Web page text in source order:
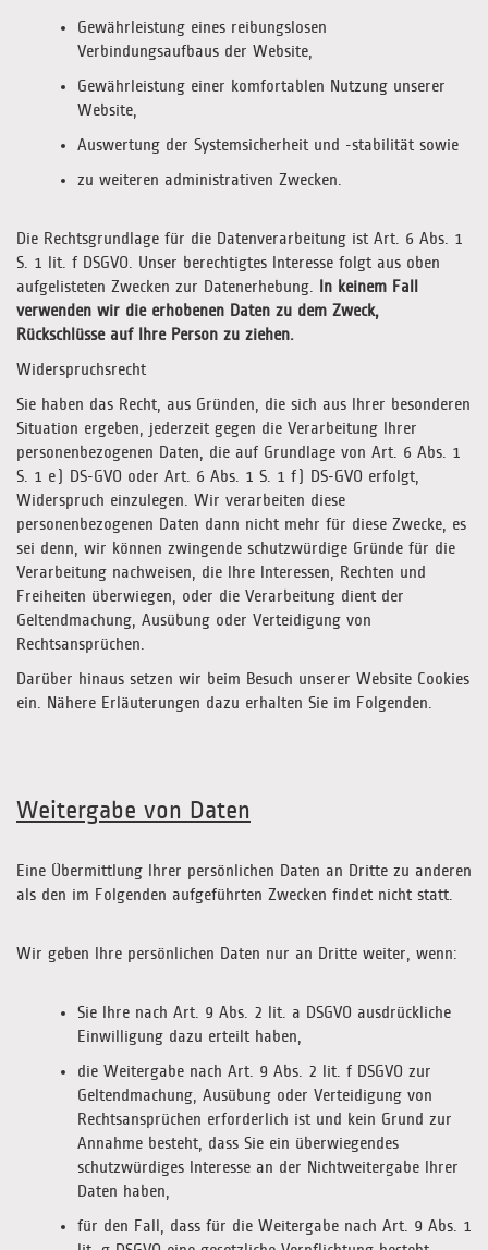
Gewährleistung eines reibungslosen
Verbindungsaufbaus der Website,
Gewährleistung einer komfortablen Nutzung unserer
Website,
Auswertung der Systemsicherheit und -stabilität sowie
zu weiteren administrativen Zwecken.
Die Rechtsgrundlage für die Datenverarbeitung ist Art. 6 Abs. 1
S. 1 lit. f DSGVO. Unser berechtigtes Interesse folgt aus oben
aufgelisteten Zwecken zur Datenerhebung.
In keinem Fall
verwenden wir die erhobenen Daten zu dem Zweck,
Rückschlüsse auf Ihre Person zu ziehen.
Widerspruchsrecht
Sie haben das Recht, aus Gründen, die sich aus Ihrer besonderen
Situation ergeben, jederzeit gegen die Verarbeitung Ihrer
personenbezogenen Daten, die auf Grundlage von Art. 6 Abs. 1
S. 1 e) DS-GVO oder Art. 6 Abs. 1 S. 1 f) DS-GVO erfolgt,
Widerspruch einzulegen. Wir verarbeiten diese
personenbezogenen Daten dann nicht mehr für diese Zwecke, es
sei denn, wir können zwingende schutzwürdige Gründe für die
Verarbeitung nachweisen, die Ihre Interessen, Rechten und
Freiheiten überwiegen, oder die Verarbeitung dient der
Geltendmachung, Ausübung oder Verteidigung von
Rechtsansprüchen.
Darüber hinaus setzen wir beim Besuch unserer Website Cookies
ein. Nähere Erläuterungen dazu erhalten Sie im Folgenden.
Weitergabe von Daten
Eine Übermittlung Ihrer persönlichen Daten an Dritte zu anderen
als den im Folgenden aufgeführten Zwecken findet nicht statt.
Wir geben Ihre persönlichen Daten nur an Dritte weiter, wenn:
Sie Ihre nach Art. 9 Abs. 2 lit. a DSGVO ausdrückliche
Einwilligung dazu erteilt haben,
die Weitergabe nach Art. 9 Abs. 2 lit. f DSGVO zur
Geltendmachung, Ausübung oder Verteidigung von
Rechtsansprüchen erforderlich ist und kein Grund zur
Annahme besteht, dass Sie ein überwiegendes
schutzwürdiges Interesse an der Nichtweitergabe Ihrer
Daten haben,
für den Fall, dass für die Weitergabe nach Art. 9 Abs. 1